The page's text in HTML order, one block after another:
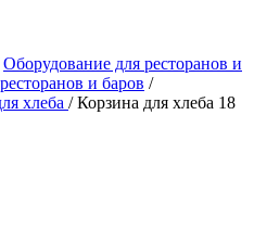
Оборудование для ресторанов и
и баров /
хлеба / Корзина для хлеба 18